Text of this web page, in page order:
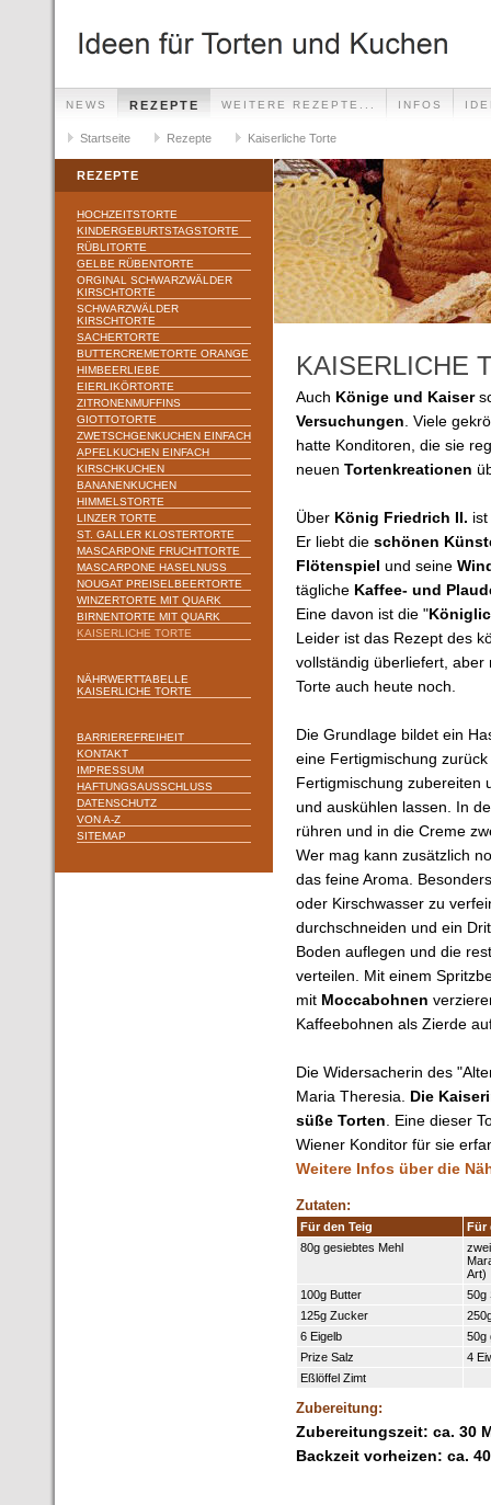
NEWS REZEPTE WEITERE REZEPTE... INFOS
Startseite Rezepte Kaiserliche Torte
REZEPTE
HOCHZEITSTORTE
KINDERGEBURTSTAGSTORTE
RÜBLITORTE
GELBE RÜBENTORTE
ORGINAL SCHWARZWÄLDER
KIRSCHTORTE
SCHWARZWÄLDER
KIRSCHTORTE
SACHERTORTE
BUTTERCREMETORTE ORANGE
HIMBEERLIEBE
EIERLIKÖRTORTE
ZITRONENMUFFINS
GIOTTOTORTE
ZWETSCHGENKUCHEN EINFACH
APFELKUCHEN EINFACH
KIRSCHKUCHEN
BANANENKUCHEN
HIMMELSTORTE
LINZER TORTE
ST. GALLER KLOSTERTORTE
MASCARPONE FRUCHTTORTE
MASCARPONE HASELNUSS
NOUGAT PREISELBEERTORTE
WINZERTORTE MIT QUARK
BIRNENTORTE MIT QUARK
KAISERLICHE TORTE
NÄHRWERTTABELLE
KAISERLICHE TORTE
BARRIEREFREIHEIT
KONTAKT
IMPRESSUM
HAFTUNGSAUSSCHLUSS
DATENSCHUTZ
VON A-Z
SITEMAP
KAISERLICHE
Auch Könige und Kaiser
Versuchungen. Viele
hatte Konditoren, die sie
neuen Tortenkreationen
Über König Friedrich II.
Er liebt die schönen
Flötenspiel und seine
tägliche Kaffee- und
Eine davon ist die "
Leider ist das Rezept des
vollständig überliefert, aber
Torte auch heute noch.
Die Grundlage bildet ein
eine Fertigmischung
Fertigmischung zubereiten
und auskühlen lassen. In
rühren und in die Creme
Wer mag kann zusätzlich
das feine Aroma.
oder Kirschwasser zu
durchschneiden und ein
Boden auflegen und die
verteilen. Mit einem
mit Moccabohnen
Kaffeebohnen als Zierde
Die Widersacherin des
Maria Theresia. Die
süße Torten. Eine dieser
Wiener Konditor für sie
Weitere Infos über die
Zutaten:
Für den Teig
Für
80g gesiebtes Mehl
Art)
100g Butter
50g
125g Zucker
6 Eigelb
50g
Prize Salz
4
Eßlöffel Zimt
Zubereitung:
Zubereitungszeit: ca. 30
Backzeit vorheizen: ca.